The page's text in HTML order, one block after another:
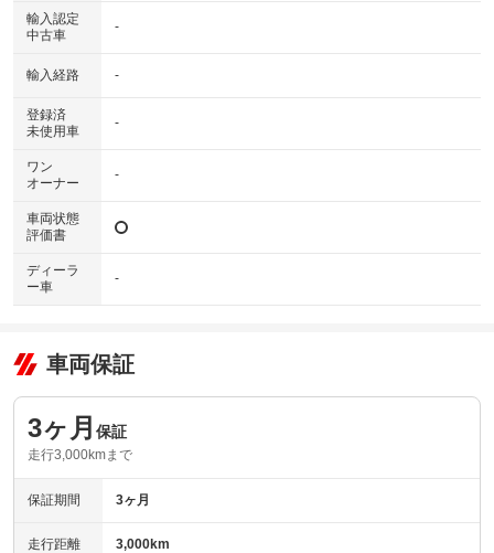
輸入認定
中古車
-
輸入経路 -
登録済
未使用車
-
ワン
オーナー
-
車両状態
評価書
ディーラ
ー車
-
車両保証
3ヶ月 保証
走行3,000kmまで
保証期間 3ヶ月
走行距離 3,000km